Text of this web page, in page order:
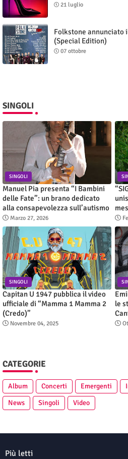
21 luglio
Folkstone annunciato
(Special Edition)
07 ottobre
SINGOLI
SINGOLI
Manuel Pia presenta “I Bambini
delle Fate”: un brano dedicato
alla consapevolezza sull’autismo
Marzo 27, 2026
SINGOLI
Capitan U 1947 pubblica il video
ufficiale di “Mamma 1 Mamma 2
(Credo)”
Novembre 04, 2025
le
CATEGORIE
Album Concerti Emergenti
News
Singoli Video
Più letti